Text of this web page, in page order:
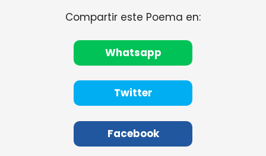
Compartir este Poema en:
Whatsapp
Twitter
Facebook